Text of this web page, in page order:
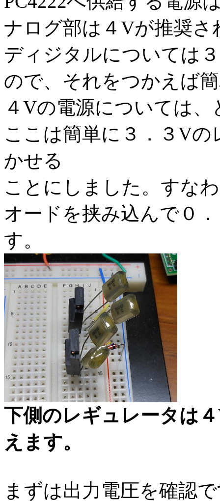
ナログ部は４Vが推奨さ
ディジタルについては
ので、それをつかえば
４Vの電源については
ここは簡単に３．３V
かせる
ことにしました。すな
オードを挟み込んで０
す。
下側のレギュレータは
えます。
まずは出力電圧を確認